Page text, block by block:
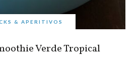
& APERITIVOS
Verde Tropical